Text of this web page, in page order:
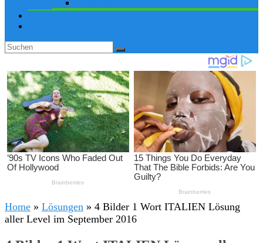
Home » Lösungen » 4 Bilder 1 Wort ITALIEN Lösung
aller Level im September 2016